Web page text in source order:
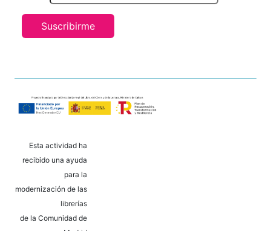
Suscribirme
Esta actividad ha
recibido una ayuda
para la
modernización de las
librerías
de la Comunidad de